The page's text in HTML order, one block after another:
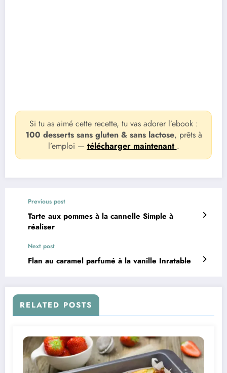
Si tu as aimé cette recette, tu vas adorer l’ebook :
100 desserts sans gluten & sans lactose, prêts à
l’emploi — télécharger maintenant .
Previous post
Tarte aux pommes à la cannelle Simple à
réaliser
Next post
Flan au caramel parfumé à la vanille Inratable
RELATED POSTS